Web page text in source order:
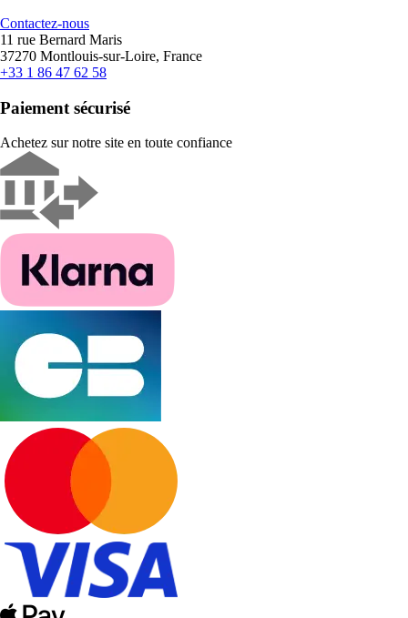
Contactez-nous
11 rue Bernard Maris
37270 Montlouis-sur-Loire, France
+33 1 86 47 62 58
Paiement sécurisé
Achetez sur notre site en toute confiance